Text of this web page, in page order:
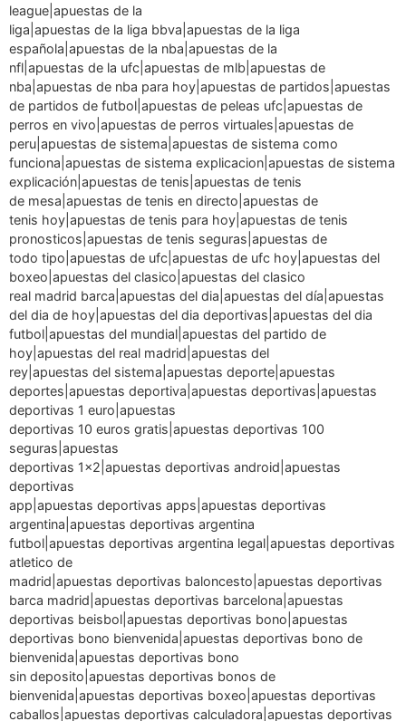
league|apuestas de la
liga|apuestas de la liga bbva|apuestas de la liga
española|apuestas de la nba|apuestas de la
nfl|apuestas de la ufc|apuestas de mlb|apuestas de
nba|apuestas de nba para hoy|apuestas de partidos|apuestas
de partidos de futbol|apuestas de peleas ufc|apuestas de
perros en vivo|apuestas de perros virtuales|apuestas de
peru|apuestas de sistema|apuestas de sistema como
funciona|apuestas de sistema explicacion|apuestas de sistema
explicación|apuestas de tenis|apuestas de tenis
de mesa|apuestas de tenis en directo|apuestas de
tenis hoy|apuestas de tenis para hoy|apuestas de tenis
pronosticos|apuestas de tenis seguras|apuestas de
todo tipo|apuestas de ufc|apuestas de ufc hoy|apuestas del
boxeo|apuestas del clasico|apuestas del clasico
real madrid barca|apuestas del dia|apuestas del día|apuestas
del dia de hoy|apuestas del dia deportivas|apuestas del dia
futbol|apuestas del mundial|apuestas del partido de
hoy|apuestas del real madrid|apuestas del
rey|apuestas del sistema|apuestas deporte|apuestas
deportes|apuestas deportiva|apuestas deportivas|apuestas
deportivas 1 euro|apuestas
deportivas 10 euros gratis|apuestas deportivas 100
seguras|apuestas
deportivas 1×2|apuestas deportivas android|apuestas
deportivas
app|apuestas deportivas apps|apuestas deportivas
argentina|apuestas deportivas argentina
futbol|apuestas deportivas argentina legal|apuestas deportivas
atletico de
madrid|apuestas deportivas baloncesto|apuestas deportivas
barca madrid|apuestas deportivas barcelona|apuestas
deportivas beisbol|apuestas deportivas bono|apuestas
deportivas bono bienvenida|apuestas deportivas bono de
bienvenida|apuestas deportivas bono
sin deposito|apuestas deportivas bonos de
bienvenida|apuestas deportivas boxeo|apuestas deportivas
caballos|apuestas deportivas calculadora|apuestas deportivas